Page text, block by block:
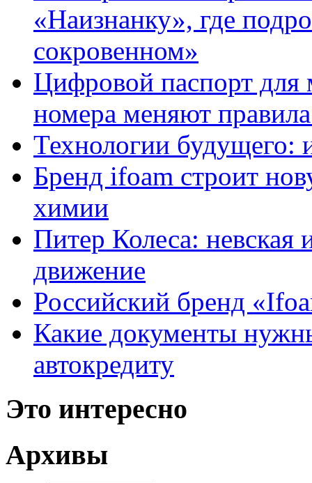
«Наизнанку», где
сокровенном»
Цифровой паспорт для
номера меняют
Технологии будущего:
Бренд ifoam строит
химии
Питер Колеса: невская
движение
Российский бренд
Какие документы
автокредиту
Это интересно
Архивы